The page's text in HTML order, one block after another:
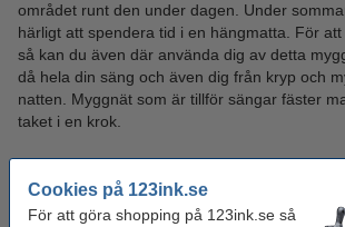
Cookies på 123ink.se
För att göra shopping på 123ink.se så
området runt den under dagen. Under
härligt att spendera tid i en hängmatta. För
så kan du även där använda dig av detta
då hela din säng och även dig från kryp och
natten. Myggnät som är tillför sängar fäster
taket i en krok.
Passa även på att beställa